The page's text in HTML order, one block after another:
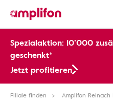
Spezialaktion: 10’000
geschenkt*
Jetzt profitieren
Filiale finden Amplifon Reinach